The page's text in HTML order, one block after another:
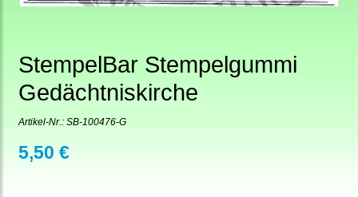
StempelBar Stempelgummi
Gedächtniskirche
Artikel-Nr.: SB-100476-G
5,50 €